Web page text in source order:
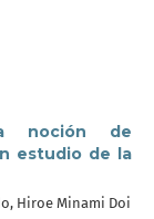
noción de
estudio de la
Hiroe Minami Doi